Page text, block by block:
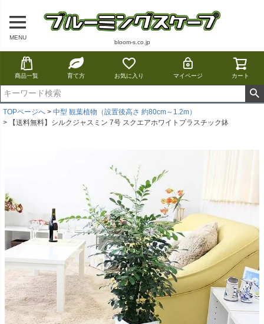
MENU
bloom-s.co.jp
商品一覧 育て方 お気に入り マイページ カート
TOPページへ
中型 観葉植物（設置後高さ 約80cm～1.2m）
【送料無料】シルクジャスミン 7号 スクエアホワイトプラスチック鉢